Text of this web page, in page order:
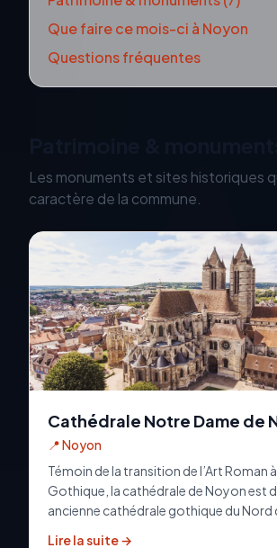
Que faire ce mois-ci à Noyon
Questions fréquentes
Les monuments et sites historiques
caractère de la commune.
Cathédrale Notre Dame de
📍Noyon
Témoin de la transition de l’Art Roman à
Gothique, la cathédrale de Noyon est
ancienne cathédrale gothique du Nord
Lire la suite →